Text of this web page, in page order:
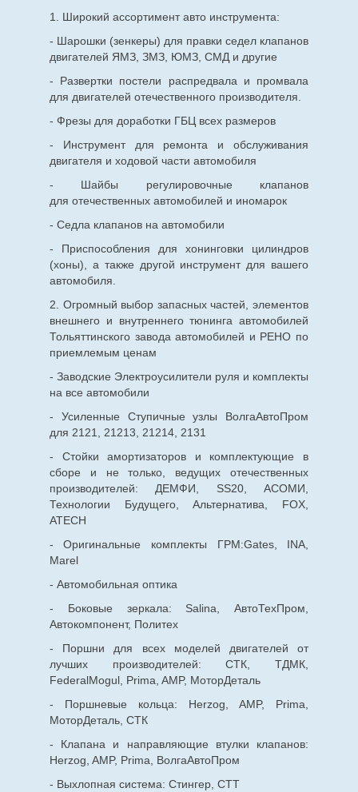
1. Широкий ассортимент авто инструмента:
- Шарошки (зенкеры) для правки седел клапанов
двигателей ЯМЗ, ЗМЗ, ЮМЗ, СМД и другие
- Развертки постели распредвала и промвала
для двигателей отечественного производителя.
- Фрезы для доработки ГБЦ всех размеров
- Инструмент для ремонта и обслуживания
двигателя и ходовой части автомобиля
- Шайбы регулировочные клапанов
для отечественныхавтомобилей и иномарок
- Седла клапанов на автомобили
- Приспособления для хонинговки цилиндров
(хоны), а также другой инструмент для вашего
автомобиля.
2. Огромный выбор запасных частей, элементов
внешнего и внутреннего тюнинга автомобилей
Тольяттинского завода автомобилей и РЕНО по
приемлемым ценам
- Заводские Электроусилители руля и комплекты
на все автомобили
- Усиленные Ступичные узлы ВолгаАвтоПром
для 2121, 21213, 21214, 2131
- Стойки амортизаторов и комплектующие в
сборе и не только, ведущих отечественных
производителей: ДЕМФИ, SS20, АСОМИ,
Технологии Будущего, Альтернатива, FOX,
ATECH
- Оригинальные комплекты ГРМ:Gates, INA,
Marel
- Автомобильная оптика
- Боковые зеркала: Salina, АвтоТехПром,
Автокомпонент, Политех
- Поршни для всех моделей двигателей от
лучших производителей: СТК, ТДМК,
FederalMogul, Prima, AMP, МоторДеталь
- Поршневые кольца: Herzog, AMP, Prima,
МоторДеталь, СТК
- Клапана и направляющие втулки клапанов:
Herzog, AMP, Prima, ВолгаАвтоПром
- Выхлопная система: Стингер, СТТ